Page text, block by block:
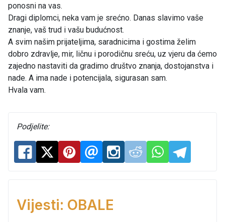
ponosni na vas.
Dragi diplomci, neka vam je srećno. Danas slavimo vaše
znanje, vaš trud i vašu budućnost.
A svim našim prijateljima, saradnicima i gostima želim
dobro zdravlje, mir, ličnu i porodičnu sreću, uz vjeru da ćemo
zajedno nastaviti da gradimo društvo znanja, dostojanstva i
nade. A ima nade i potencijala, sigurasan sam.
Hvala vam.
Podjelite:
Vijesti: OBALE